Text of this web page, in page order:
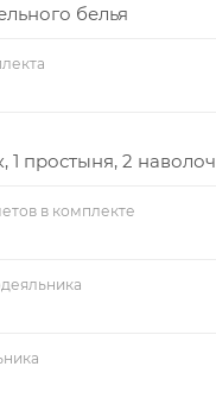
белья
1 простыня, 2
в комплекте